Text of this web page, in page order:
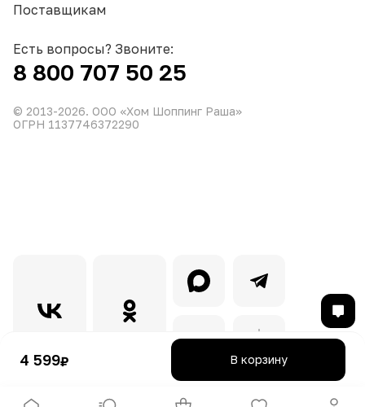
4 599₽ В корзину
Поставщикам
Есть вопросы? Звоните:
8 800 707 50 25
© 2013-2026. ООО «Хом Шоппинг Раша»
ОГРН 1137746372290